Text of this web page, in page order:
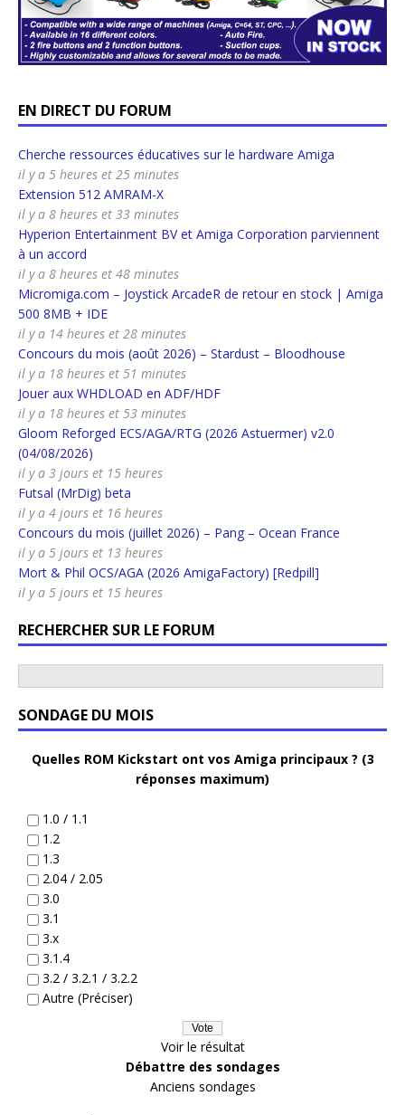
EN DIRECT DU FORUM
Cherche ressources éducatives sur le hardware Amiga
il y a 5 heures et 25 minutes
Extension 512 AMRAM-X
il y a 8 heures et 33 minutes
Hyperion Entertainment BV et Amiga Corporation parviennent
à un accord
il y a 8 heures et 48 minutes
Micromiga.com – Joystick ArcadeR de retour en stock | Amiga
500 8MB + IDE
il y a 14 heures et 28 minutes
Concours du mois (août 2026) – Stardust – Bloodhouse
il y a 18 heures et 51 minutes
Jouer aux WHDLOAD en ADF/HDF
il y a 18 heures et 53 minutes
Gloom Reforged ECS/AGA/RTG (2026 Astuermer) v2.0
(04/08/2026)
il y a 3 jours et 15 heures
Futsal (MrDig) beta
il y a 4 jours et 16 heures
Concours du mois (juillet 2026) – Pang – Ocean France
il y a 5 jours et 13 heures
Mort & Phil OCS/AGA (2026 AmigaFactory) [Redpill]
il y a 5 jours et 15 heures
RECHERCHER SUR LE FORUM
SONDAGE DU MOIS
Quelles ROM Kickstart ont vos Amiga principaux ? (3
réponses maximum)
1.0 / 1.1
1.2
1.3
2.04 / 2.05
3.0
3.1
3.x
3.1.4
3.2 / 3.2.1 / 3.2.2
Autre (Préciser)
Voir le résultat
Débattre des sondages
Anciens sondages